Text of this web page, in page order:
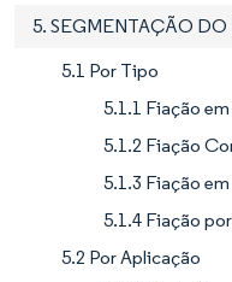
5. SEGMENTAÇÃO
5.1 Por Tipo
5.1.1 Fiação em
5.1.2 Fiação
5.1.3 Fiação
5.1.4 Fiação
5.2 Por Aplicação